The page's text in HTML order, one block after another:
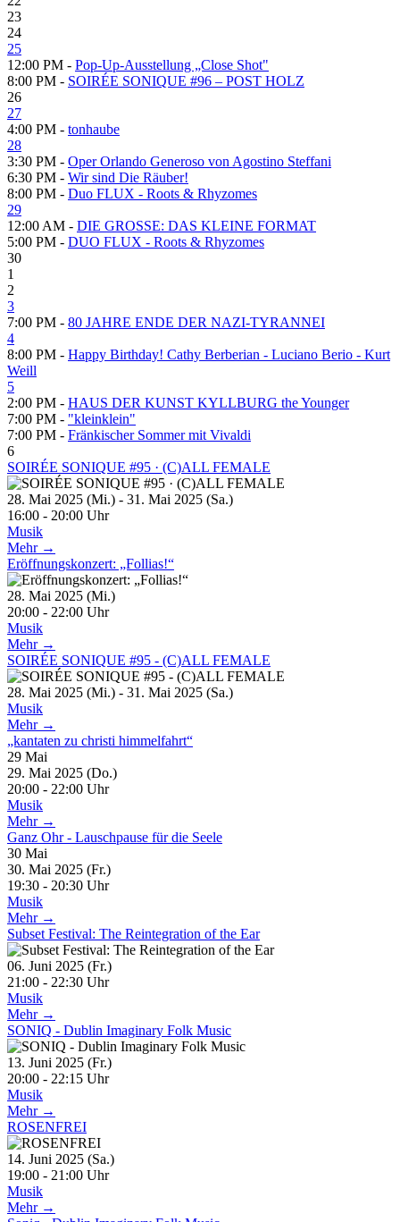
23
24
25
12:00 PM - Pop-Up-Ausstellung „Close Shot"
8:00 PM - SOIRÉE SONIQUE #96 – POST HOLZ
26
27
4:00 PM - tonhaube
28
3:30 PM - Oper Orlando Generoso von Agostino Steffani
6:30 PM - Wir sind Die Räuber!
8:00 PM - Duo FLUX - Roots & Rhyzomes
29
12:00 AM - DIE GROSSE: DAS KLEINE FORMAT
5:00 PM - DUO FLUX - Roots & Rhyzomes
30
1
2
3
7:00 PM - 80 JAHRE ENDE DER NAZI-TYRANNEI
4
8:00 PM - Happy Birthday! Cathy Berberian - Luciano Berio - Kurt
Weill
5
2:00 PM - HAUS DER KUNST KYLLBURG the Younger
7:00 PM - "kleinklein"
7:00 PM - Fränkischer Sommer mit Vivaldi
6
SOIRÉE SONIQUE #95 · (C)ALL FEMALE
28. Mai 2025 (Mi.) - 31. Mai 2025 (Sa.)
16:00 - 20:00 Uhr
Musik
Mehr →
Eröffnungskonzert: „Follias!“
28. Mai 2025 (Mi.)
20:00 - 22:00 Uhr
Musik
Mehr →
SOIRÉE SONIQUE #95 - (C)ALL FEMALE
28. Mai 2025 (Mi.) - 31. Mai 2025 (Sa.)
Musik
Mehr →
„kantaten zu christi himmelfahrt“
29 Mai
29. Mai 2025 (Do.)
20:00 - 22:00 Uhr
Musik
Mehr →
Ganz Ohr - Lauschpause für die Seele
30 Mai
30. Mai 2025 (Fr.)
19:30 - 20:30 Uhr
Musik
Mehr →
Subset Festival: The Reintegration of the Ear
06. Juni 2025 (Fr.)
21:00 - 22:30 Uhr
Musik
Mehr →
SONIQ - Dublin Imaginary Folk Music
13. Juni 2025 (Fr.)
20:00 - 22:15 Uhr
Musik
Mehr →
ROSENFREI
14. Juni 2025 (Sa.)
19:00 - 21:00 Uhr
Musik
Mehr →